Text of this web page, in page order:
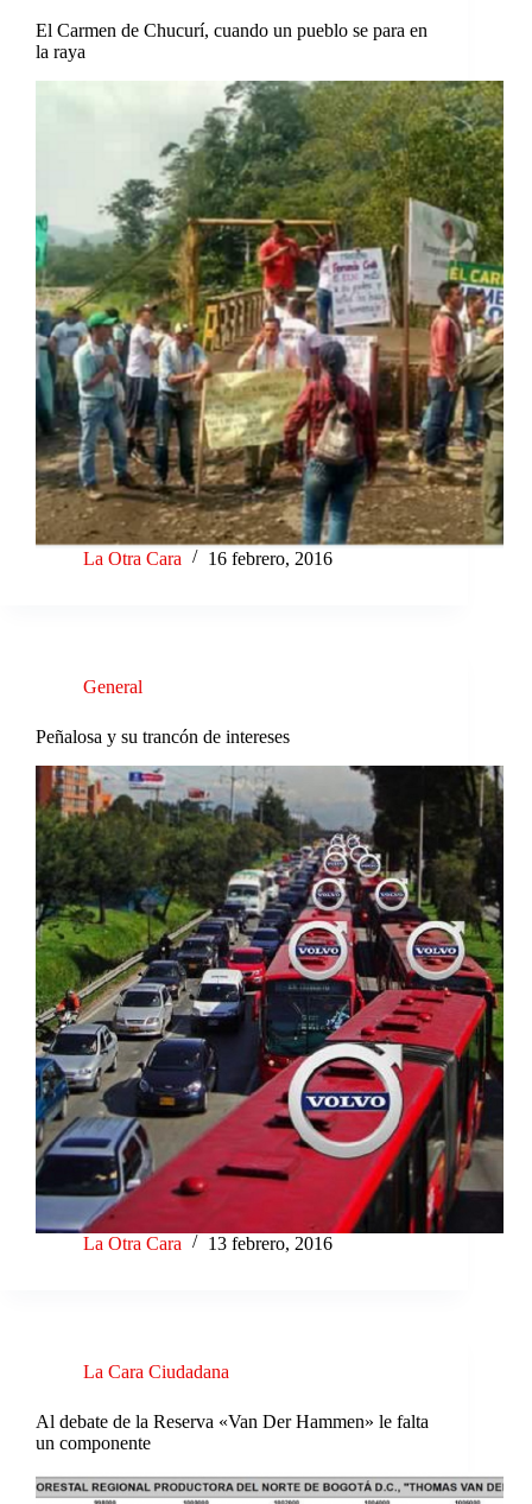
El Carmen de Chucurí, cuando un pueblo se para en
la raya
La Otra Cara 16 febrero, 2016
General
Peñalosa y su trancón de intereses
La Otra Cara 13 febrero, 2016
La Cara Ciudadana
Al debate de la Reserva «Van Der Hammen» le falta
un componente